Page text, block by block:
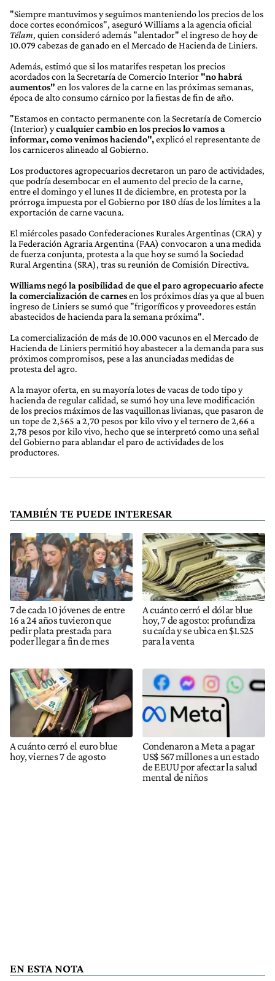
"Siempre mantuvimos y seguimos manteniendo los precios de los
doce cortes económicos", aseguró Williams a la agencia oficial
Télam, quien consideró además "alentador" el ingreso de hoy de
10.079 cabezas de ganado en el Mercado de Hacienda de Liniers.
Además, estimó que si los matarifes respetan los precios
acordados con la Secretaría de Comercio Interior "no habrá
aumentos" en los valores de la carne en las próximas semanas,
época de alto consumo cárnico por la fiestas de fin de año.
"Estamos en contacto permanente con la Secretaría de Comercio
(Interior) ycualquier cambio en los precios lo vamos a
informar, como venimos haciendo",explicó el representante de
los carniceros alineado al Gobierno.
Los productores agropecuarios decretaron un paro de actividades,
que podría desembocar en el aumento del precio de la carne,
entre el domingo y el lunes 11 de diciembre, en protesta por la
prórroga impuesta por el Gobierno por 180 días de los límites a la
exportación de carne vacuna.
El miércoles pasado Confederaciones Rurales Argentinas (CRA) y
la Federación Agraria Argentina (FAA) convocaron a una medida
de fuerza conjunta, protesta a la que hoy se sumó la Sociedad
Rural Argentina (SRA), tras su reunión de Comisión Directiva.
Williams negó la posibilidad de que el paro agropecuario afecte
la comercialización de carnesen los próximos días ya que al buen
ingreso de Liniers se sumó que "frigoríficos y proveedores están
abastecidos de hacienda para la semana próxima".
La comercialización de más de 10.000 vacunos en el Mercado de
Hacienda de Liniers permitió hoy abastecer a la demanda para sus
próximos compromisos, pese a las anunciadas medidas de
protesta del agro.
A la mayor oferta, en su mayoría lotes de vacas de todo tipo y
hacienda de regular calidad, se sumó hoy una leve modificación
de los precios máximos de las vaquillonas livianas, que pasaron de
un tope de 2,565 a 2,70 pesos por kilo vivo y el ternero de 2,66 a
2,78 pesos por kilo vivo, hecho que se interpretó como una señal
del Gobierno para ablandar el paro de actividades de los
productores.
TAMBIÉN TE PUEDE INTERESAR
7 de cada 10 jóvenes de entre
16 a 24 años tuvieron que
pedir plata prestada para
poder llegar a fin de mes
A cuánto cerró el dólar blue
hoy, 7 de agosto: profundiza
su caída y se ubica en $1.525
para la venta
A cuánto cerró el euro blue
hoy, viernes 7 de agosto
Condenaron a Meta a pagar
US$ 567 millones a un estado
de EEUU por afectar la salud
mental de niños
EN ESTA NOTA